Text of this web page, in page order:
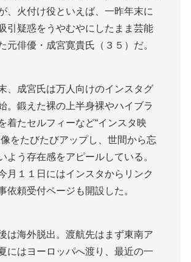
、火付け役といえば、一昨年末に
引疑惑をうやむやにしたまま芸能
元俳優・成宮寛貴氏（３５）だ。
、成宮氏は万人向けのインスタグ
。鍛えた裸の上半身裸やハイブラ
着たセルフィーなど“インスタ映
像をたびたびアップし、世間から忘
よう存在感をアピールしている。
月１１日にはインスタからリンク
依頼受付ページも開設した。
は海外脱出。渡航先はまず東南ア
にはヨーロッパへ渡り、最近の一